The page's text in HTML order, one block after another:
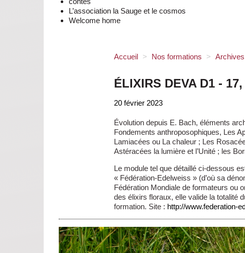
L’association la Sauge et le cosmos
Welcome home
Accueil > Nos formations > Archives
ÉLIXIRS DEVA D1 -
20 février 2023
Évolution depuis E. Bach, éléments
Fondements anthroposophiques, Les
Lamiacées ou La chaleur ; Les
Astéracées la lumière et l’Unité ; les
Le module tel que détaillé ci-dessous
« Fédération-Edelweiss » (d’où sa
Fédération Mondiale de formateurs ou
des élixirs floraux, elle valide la totalité
formation. Site : http://www.federation-